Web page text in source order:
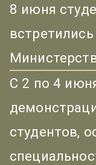
8 июня
С 2 по 4
студентов,